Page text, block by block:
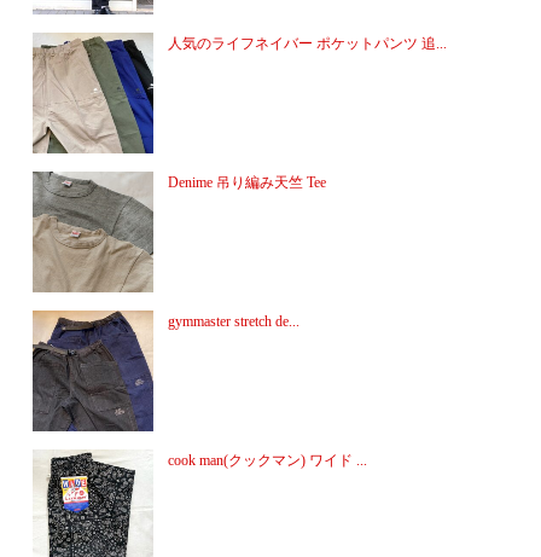
人気のライフネイバー ポケットパンツ 追...
Denime 吊り編み天竺 Tee
gymmaster stretch de...
cook man(クックマン) ワイド ...